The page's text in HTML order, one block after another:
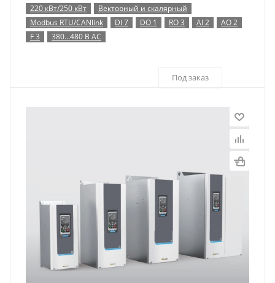
220 кВт/250 кВт
Векторный и скалярный
Modbus RTU/CANlink
DI 7 DO 1 RO 3 AI 2
AO 2
F 3
380…480 В AC
Под заказ